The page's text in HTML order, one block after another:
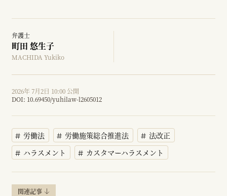
弁護士
町田 悠生子
MACHIDA Yukiko
2026年 7月2日 10:00 公開
DOI: 10.69450/yuhilaw-l2605012
労働法 労働施策総合推進法
法改正
ハラスメント
カスタマーハラスメント
関連記事